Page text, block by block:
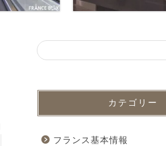
カテゴリー
フランス基本情報